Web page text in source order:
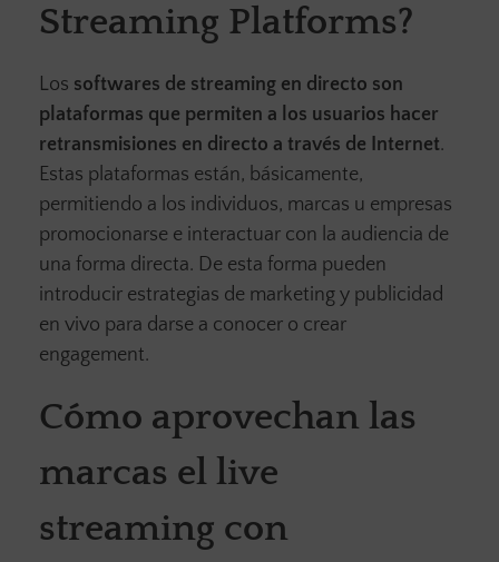
Streaming Platforms?
Los softwares de streaming en directo son
plataformas que permiten a los usuarios hacer
retransmisiones en directo a través de Internet.
Estas plataformas están, básicamente,
permitiendo a los individuos, marcas u empresas
promocionarse e interactuar con la audiencia de
una forma directa. De esta forma pueden
introducir estrategias de marketing y publicidad
en vivo para darse a conocer o crear
engagement.
Cómo aprovechan las
marcas el live
streaming con